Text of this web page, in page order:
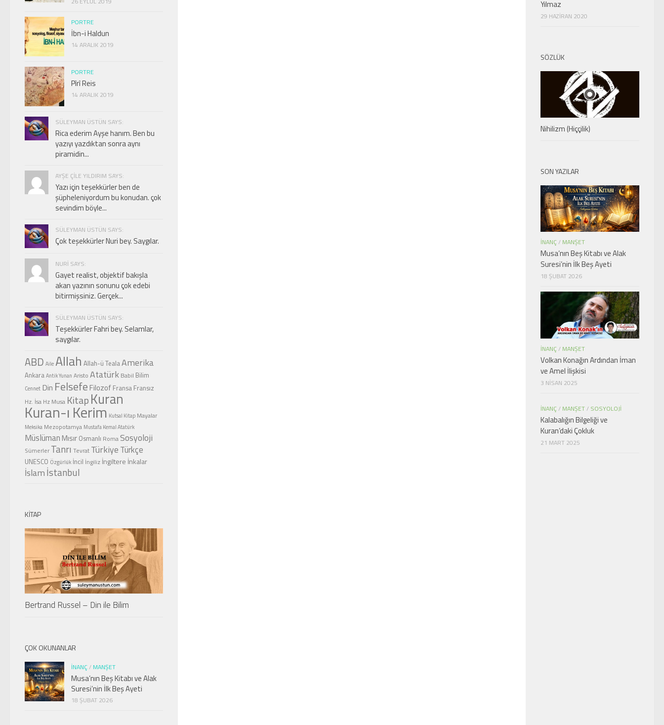
PORTRE
İbn-i Haldun
14 ARALIK 2019
PORTRE
Pîrî Reis
14 ARALIK 2019
SÜLEYMAN ÜSTÜN SAYS:
Rica ederim Ayşe hanım. Ben bu
yazıyı yazdıktan sonra aynı
piramidin...
AYŞE ÇILE YILDIRIM SAYS:
Yazı için teşekkürler ben de
şüpheleniyordum bu konudan. çok
sevindim böyle...
SÜLEYMAN ÜSTÜN SAYS:
Çok teşekkürler Nuri bey. Saygılar.
NURI SAYS:
Gayet realist, objektif bakışla
akan yazının sonunu çok edebi
bitirmişsiniz. Gerçek...
SÜLEYMAN ÜSTÜN SAYS:
Teşekkürler Fahri bey. Selamlar,
saygılar.
ABD AileAllah Allah-ü TealaAmerika
AnkaraAntik Yunan Aristo Atatürk Babil Bilim
Cennet Din Felsefe Filozof Fransa Fransız
Hz. İsa Hz Musa KitapKuran
Kuran-ı Kerim Kutsal Kitap Mayalar
Meksika Mezopotamya Mustafa Kemal Atatürk
Müslüman Mısır Osmanlı RomaSosyoloji
Sümerler Tanrı Tevrat TürkiyeTürkçe
UNESCO Özgürlük İncil İngiliz İngiltere İnkalar
İslamİstanbul
KITAP
Bertrand Russel – Din ile Bilim
ÇOK OKUNANLAR
İNANÇ/ MANŞET
Musa’nın Beş Kitabı ve Alak
Suresi’nin İlk Beş Ayeti
18 ŞUBAT 2026
Yılmaz
29 HAZIRAN 2020
SÖZLÜK
Nihilizm (Hiççilik)
SON YAZILAR
İNANÇ/ MANŞET
Musa’nın Beş Kitabı ve Alak
Suresi’nin İlk Beş Ayeti
18 ŞUBAT 2026
İNANÇ/ MANŞET
Volkan Konağın Ardından İman
ve Amel İlişkisi
3 NISAN 2025
İNANÇ/ MANŞET/ SOSYOLOJI
Kalabalığın Bilgeliği ve
Kuran’daki Çokluk
21 MART 2025